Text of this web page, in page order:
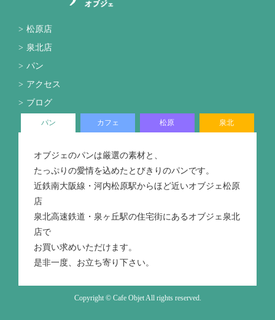
松原店
泉北店
パン
アクセス
ブログ
パン カフェ 松原 泉北
オブジェのパンは厳選の素材と、
たっぷりの愛情を込めたとびきりのパンです。
近鉄南大阪線・河内松原駅からほど近いオブジェ松原
店
泉北高速鉄道・泉ヶ丘駅の住宅街にあるオブジェ泉北
店で
お買い求めいただけます。
是非一度、お立ち寄り下さい。
Copyright © Cafe Objet All rights reserved.